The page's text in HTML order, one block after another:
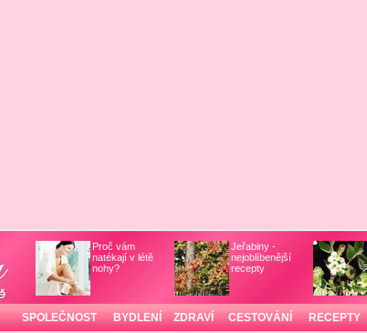
Proč vám
natékají v létě
nohy?
Jeřabiny -
nejoblíbenější
recepty
SPOLEČNOST BYDLENÍ ZDRAVÍ CESTOVÁNÍ RECEPTY